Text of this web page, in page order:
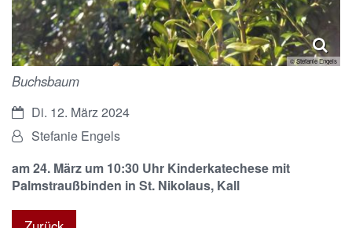
© Stefanie Engels
Buchsbaum
Datum:Di. 12. März 2024
Von:Stefanie Engels
am 24. März um 10:30 Uhr Kinderkatechese mit
Palmstraußbinden in St. Nikolaus, Kall